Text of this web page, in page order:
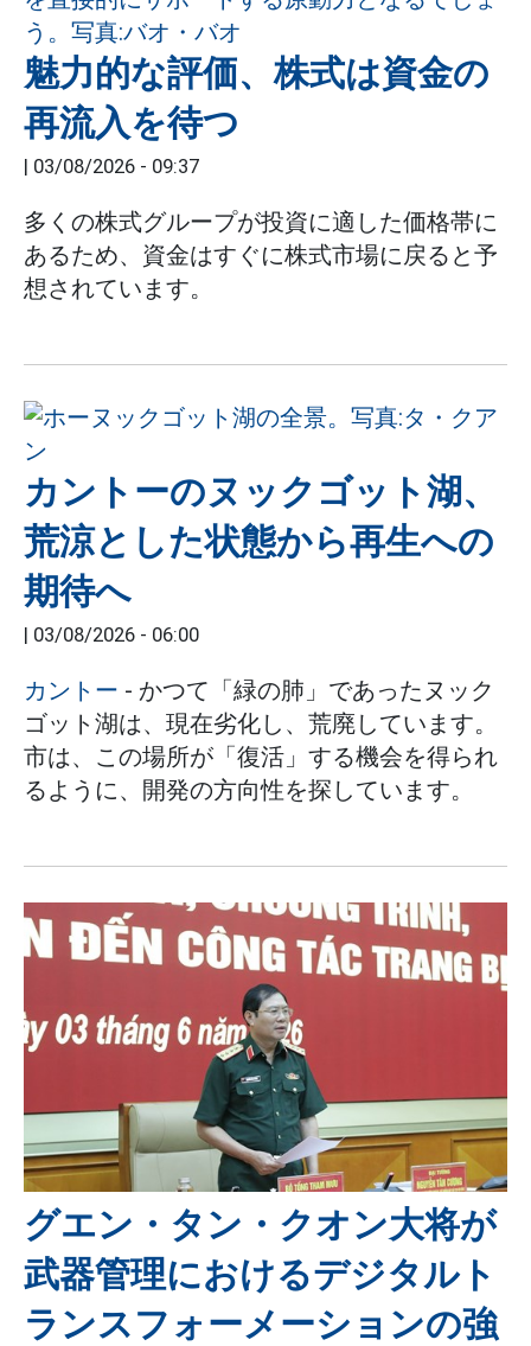
魅力的な評価、株式は資金の
再流入を待つ
| 03/08/2026 - 09:37
多くの株式グループが投資に適した価格帯に
あるため、資金はすぐに株式市場に戻ると予
想されています。
カントーのヌックゴット湖、
荒涼とした状態から再生への
期待へ
| 03/08/2026 - 06:00
カントー - かつて「緑の肺」であったヌック
ゴット湖は、現在劣化し、荒廃しています。
市は、この場所が「復活」する機会を得られ
るように、開発の方向性を探しています。
グエン・タン・クオン大将が
武器管理におけるデジタルト
ランスフォーメーションの強